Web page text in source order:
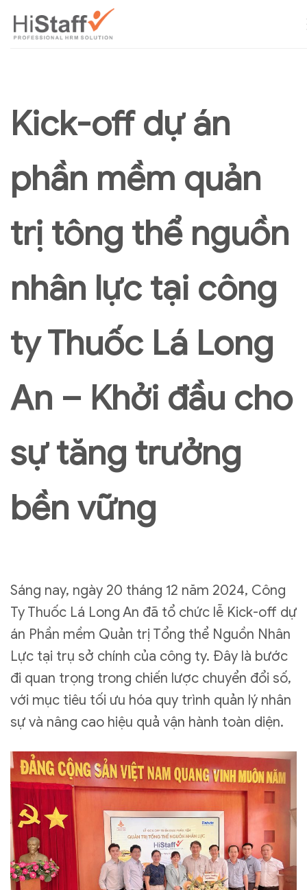
Kick-off dự án
phần mềm quản
trị tông thể nguồn
nhân lực tại công
ty Thuốc Lá Long
An – Khởi đầu cho
sự tăng trưởng
bền vững
Sáng nay, ngày 20 tháng 12 năm 2024, Công
Ty Thuốc Lá Long An đã tổ chức lễ Kick-off dự
án Phần mềm Quản trị Tổng thể Nguồn Nhân
Lực tại trụ sở chính của công ty. Đây là bước
đi quan trọng trong chiến lược chuyển đổi số,
với mục tiêu tối ưu hóa quy trình quản lý nhân
sự và nâng cao hiệu quả vận hành toàn diện.